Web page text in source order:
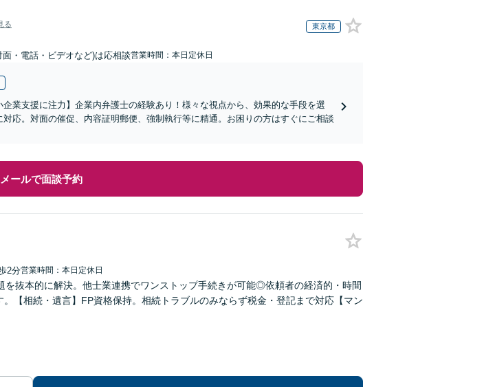
る 東京都
面・電話・ビデオなど)は応相談営業時間：本日定休日
業支援に注力】企業内弁護士の経験あり！様々な視点から、効果的な手段を選
応。対面の催促、内容証明郵便、強制執行等に精通。お困りの方はすぐにご相談
メールで面談予約
2分営業時間：本日定休日
を抜本的に解決。他士業連携でワンストップ手続きが可能◎依頼者の経済的・時間
【相続・遺言】FP資格保持。相続トラブルのみならず税金・登記まで対応【マン